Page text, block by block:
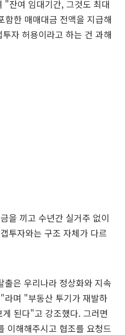
"잔여 임대기간, 그것도 최대
함한 매매대금 전액을 지급해
자 허용이라고 하는 건 과해
을 끼고 수년간 실거주 없이
투자와는 구조 자체가 다르
은 우리나라 정상화와 지속
라며 "부동산 투기가 재발하
된다"고 강조했다. 그러면
이해해주시고 협조를 요청드